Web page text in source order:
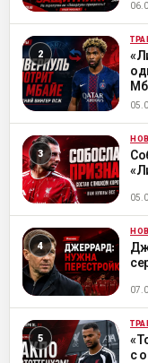
ML
ML
ML
ML
с